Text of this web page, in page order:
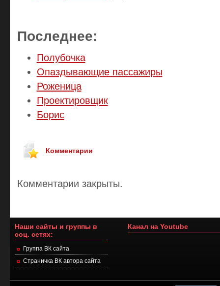
Последнее:
Полубочка
Опаздывающие пассажиры
Роженица
Проектировщик
Борис
Комментарии
Комментарии закрыты.
Наши сайты и группы в
соц. сетях:
Группа ВК сайта
Страничка ВК автора сайта
Канал на Youtube